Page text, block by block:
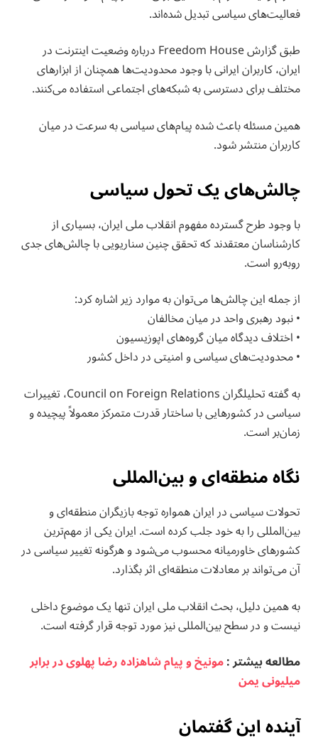
فعالیت‌های سیاسی تبدیل شده‌اند.
طبق گزارش Freedom House درباره وضعیت اینترنت در
ایران، کاربران ایرانی با وجود محدودیت‌ها همچنان از ابزارهای
مختلف برای دسترسی به شبکه‌های اجتماعی استفاده می‌کنند.
همین مسئله باعث شده پیام‌های سیاسی به سرعت در میان
کاربران منتشر شود.
چالش‌های یک تحول سیاسی
با وجود طرح گسترده مفهوم انقلاب ملی ایران، بسیاری از
کارشناسان معتقدند که تحقق چنین سناریویی با چالش‌های جدی
روبه‌رو است.
از جمله این چالش‌ها می‌توان به موارد زیر اشاره کرد:
• نبود رهبری واحد در میان مخالفان
• اختلاف دیدگاه میان گروه‌های اپوزیسیون
• محدودیت‌های سیاسی و امنیتی در داخل کشور
به گفته تحلیلگران Council on Foreign Relations، تغییرات
سیاسی در کشورهایی با ساختار قدرت متمرکز معمولاً پیچیده و
زمان‌بر است.
نگاه منطقه‌ای و بین‌المللی
تحولات سیاسی در ایران همواره توجه بازیگران منطقه‌ای و
بین‌المللی را به خود جلب کرده است. ایران یکی از مهم‌ترین
کشورهای خاورمیانه محسوب می‌شود و هرگونه تغییر سیاسی در
آن می‌تواند بر معادلات منطقه‌ای اثر بگذارد.
به همین دلیل، بحث انقلاب ملی ایران تنها یک موضوع داخلی
نیست و در سطح بین‌المللی نیز مورد توجه قرار گرفته است.
مطالعه بيشتر :مونیخ و پیام شاهزاده رضا پهلوی در برابر
میلیونی یمن
آینده این گفتمان